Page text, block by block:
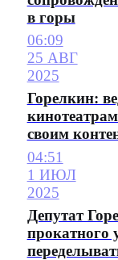
в горы
06:09
25 АВГ
2025
Горелкин:
своим
04:51
1 ИЮЛ
2025
Депутат
прокатного